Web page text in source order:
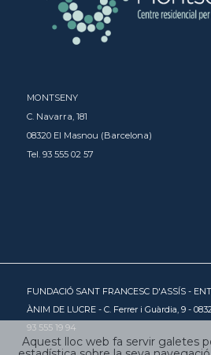
Aquest lloc web fa servir galetes
MONTSENY
C. Navarra, 181
08320 El Masnou (Barcelona)
Tel. 93 555 02 57
FUNDACIÓ SANT FRANCESC D'ASSÍS -
ÀNIM DE LUCRE - C. Ferrer i Guàrdia, 9 -
93 555 19 94